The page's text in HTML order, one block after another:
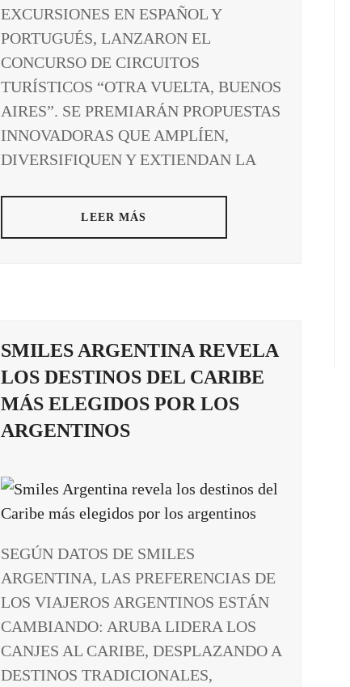
EXCURSIONES EN ESPAÑOL Y
PORTUGUÉS, LANZARON EL
CONCURSO DE CIRCUITOS
TURÍSTICOS “OTRA VUELTA, BUENOS
AIRES”. SE PREMIARÁN PROPUESTAS
INNOVADORAS QUE AMPLÍEN,
DIVERSIFIQUEN Y EXTIENDAN LA
LEER MÁS
SMILES ARGENTINA REVELA
LOS DESTINOS DEL CARIBE
MÁS ELEGIDOS POR LOS
ARGENTINOS
SEGÚN DATOS DE SMILES
ARGENTINA, LAS PREFERENCIAS DE
LOS VIAJEROS ARGENTINOS ESTÁN
CAMBIANDO: ARUBA LIDERA LOS
CANJES AL CARIBE, DESPLAZANDO A
DESTINOS TRADICIONALES,